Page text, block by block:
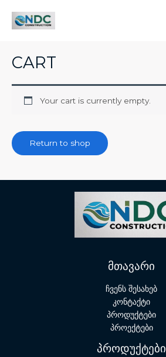
content
CART
Your cart is currently empty.
Return to shop
მთავარი
ჩვენს შესახებ
კონტაქტი
პროდუქტები
პროექტები
პროდუქტები